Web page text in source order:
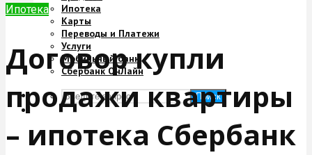
Ипотека
Карты
Переводы и Платежи
Услуги
Мобильный банк
Сбербанк ОнЛайн
Поиск
Ипотека
Договор купли
продажи квартиры
– ипотека Сбербанк